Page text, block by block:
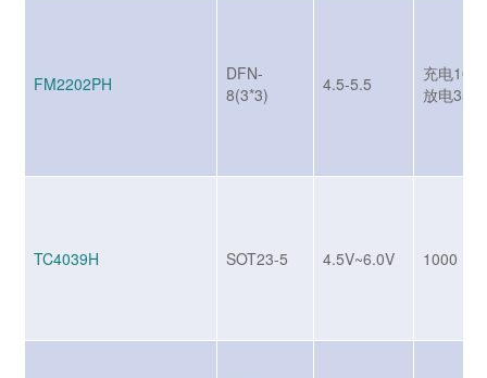
FM2202PH
DFN-
8(3*3)
4.5-5.5
充电
放电
TC4039H SOT23-5 4.5V~6.0V 1000